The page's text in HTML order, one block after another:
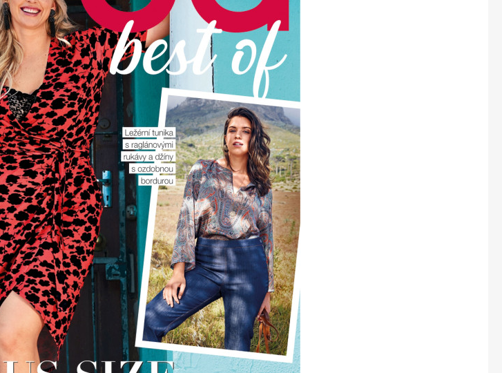
Marianne Bydlení
Marianne Venkov & styl
LEGO® časopisy